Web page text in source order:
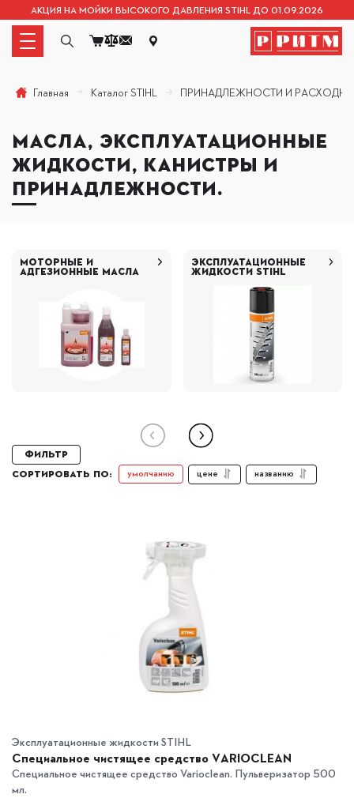
АКЦИЯ НА МОЙКИ ВЫСОКОГО ДАВЛЕНИЯ STIHL ДО 01.09.2026
Главная Каталог STIHL ПРИНАДЛЕЖНОСТИ И
МАСЛА, ЭКСПЛУАТАЦИОННЫЕ
ЖИДКОСТИ, КАНИСТРЫ И
ПРИНАДЛЕЖНОСТИ.
МОТОРНЫЕ И
АДГЕЗИОННЫЕ МАСЛА
ЭКСПЛУАТАЦИОННЫЕ
ЖИДКОСТИ STIHL
Фильтр
СОРТИРОВАТЬ ПО:
умолчанию цене названию
Эксплуатационные жидкости STIHL
Специальное чистящее средство VARIOCLEAN
Специальное чистящее средство Varioclean. Пульверизатор 500
мл.